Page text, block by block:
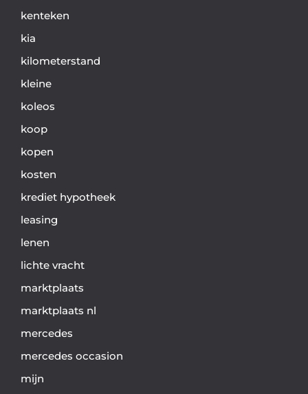
kenteken
kia
kilometerstand
kleine
koleos
koop
kopen
kosten
krediet hypotheek
leasing
lenen
lichte vracht
marktplaats
marktplaats nl
mercedes
mercedes occasion
mijn